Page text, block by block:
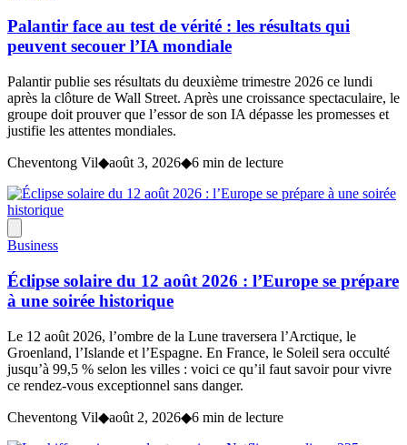
Palantir face au test de vérité : les résultats qui
peuvent secouer l’IA mondiale
Palantir publie ses résultats du deuxième trimestre 2026 ce lundi
après la clôture de Wall Street. Après une croissance spectaculaire, le
groupe doit prouver que l’essor de son IA dépasse les promesses et
justifie les attentes mondiales.
Cheventong Vil◆août 3, 2026◆6 min de lecture
Business
Éclipse solaire du 12 août 2026 : l’Europe se prépare
à une soirée historique
Le 12 août 2026, l’ombre de la Lune traversera l’Arctique, le
Groenland, l’Islande et l’Espagne. En France, le Soleil sera occulté
jusqu’à 99,5 % selon les villes : voici ce qu’il faut savoir pour vivre
ce rendez-vous exceptionnel sans danger.
Cheventong Vil◆août 2, 2026◆6 min de lecture